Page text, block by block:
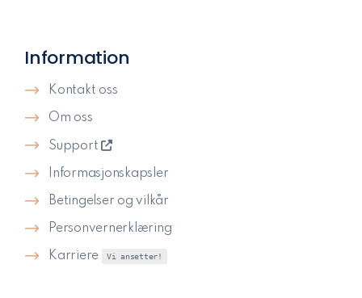
Information
Kontakt oss
Om oss
Support
Informasjonskapsler
Betingelser og vilkår
Personvernerklæring
Karriere Vi ansetter!